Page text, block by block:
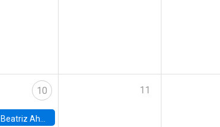
10
Beatriz Ahumada, PhD candidate, Universidad de Pittsburgh
11